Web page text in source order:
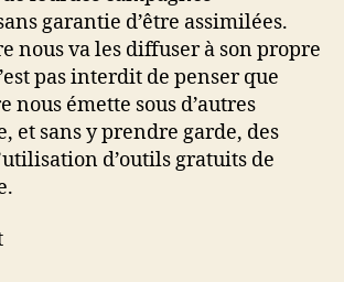
garantie d’être assimilées.
nous va les diffuser à son propre
pas interdit de penser que
nous émette sous d’autres
et sans y prendre garde, des
d’outils gratuits de